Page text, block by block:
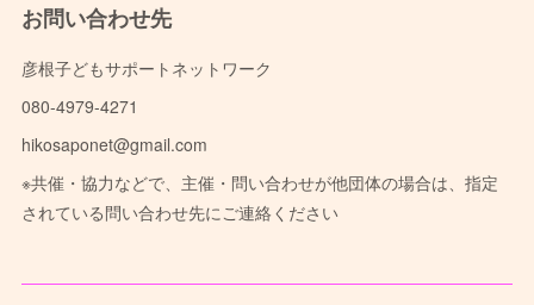
お問い合わせ先
彦根子どもサポートネットワーク
080-4979-4271
hikosaponet@gmail.com
※共催・協力などで、主催・問い合わせが他団体の場合は、指定
されている問い合わせ先にご連絡ください